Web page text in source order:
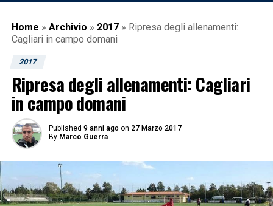
Home » Archivio » 2017 » Ripresa degli allenamenti:
Cagliari in campo domani
2017
Ripresa degli allenamenti: Cagliari
in campo domani
Published 9 anni ago on 27 Marzo 2017
By Marco Guerra